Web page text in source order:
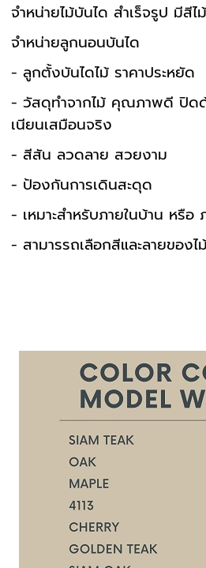
จำหน่ายไม้บันได สำเร็จรูป มีสีไ
จำหน่ายลูกนอนบันได
- ลูกตั้งบันไดไม้ ราคาประหยัด
- วัสดุทำจากไม้ คุณภาพดี ปิดด้
เนียนเสมือนจริง
- สีสัน ลวดลาย สวยงาม
- ป้องกันการเดินสะดุด
- เหมาะสำหรับภายในบ้าน หรือ
- สามารรถเลือกสีและลายของ